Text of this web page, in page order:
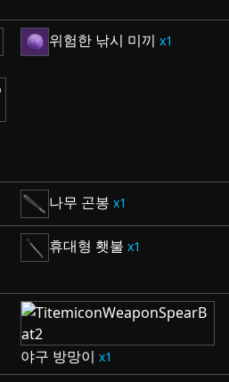
위험한 낚시 미끼 1
나무 곤봉 1
휴대형 횃불 1
야구 방망이 1